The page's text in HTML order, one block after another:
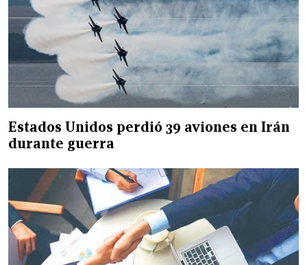
Estados Unidos perdió 39 aviones en Irán
durante guerra